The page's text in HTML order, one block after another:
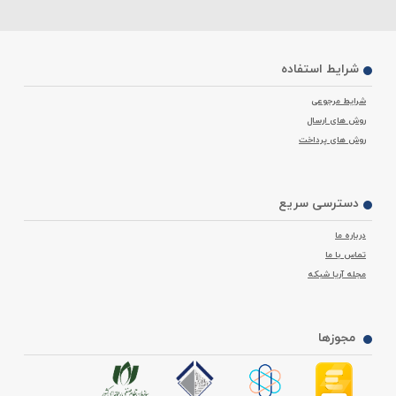
می‌توانید شبکه‌ای امن تشکیل دهید. در صورتی هم ‌که شبکه‌ی شما نویز بالایی
برابر انواع نویز مقاومت بالایی دارند. نوع روکش پچ کوردها هم در انتخاب آن‌ها
ویژگی‌ها را دارد با این تفاوت که به علت نداشتن هالوژن در ساختار خود، هنگام
آتش‌سوزی از خود دود سمی تولید نمی‌کند.
شرایط استفاده
شرایط مرجوعی
روش های ارسال
روش های پرداخت
دسترسی سریع
درباره ما
تماس با ما
مجله آریا شبکه
مجوزها